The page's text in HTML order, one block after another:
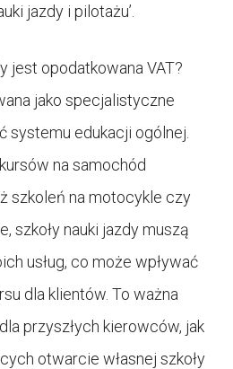
jazdy i pilotażu’.
jest opodatkowana VAT?
jako specjalistyczne
systemu edukacji ogólnej.
na samochód
szkoleń na motocykle czy
szkoły nauki jazdy muszą
usług, co może wpływać
dla klientów. To ważna
przyszłych kierowców, jak
otwarcie własnej szkoły